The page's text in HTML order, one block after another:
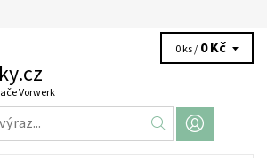
Vorwerk
0 ks / 0 Kč